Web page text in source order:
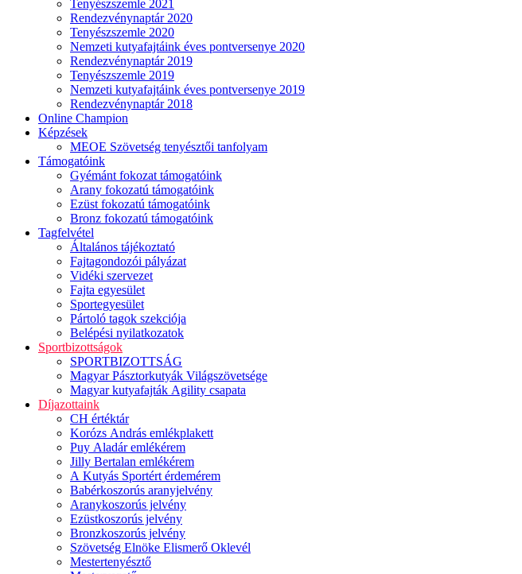
Tenyészszemle 2021
Rendezvénynaptár 2020
Tenyészszemle 2020
Nemzeti kutyafajtáink éves pontversenye 2020
Rendezvénynaptár 2019
Tenyészszemle 2019
Nemzeti kutyafajtáink éves pontversenye 2019
Rendezvénynaptár 2018
Online Champion
Képzések
MEOE Szövetség tenyésztői tanfolyam
Támogatóink
Gyémánt fokozat támogatóink
Arany fokozatú támogatóink
Ezüst fokozatú támogatóink
Bronz fokozatú támogatóink
Tagfelvétel
Általános tájékoztató
Fajtagondozói pályázat
Vidéki szervezet
Fajta egyesület
Sportegyesület
Pártoló tagok szekciója
Belépési nyilatkozatok
Sportbizottságok
SPORTBIZOTTSÁG
Magyar Pásztorkutyák Világszövetsége
Magyar kutyafajták Agility csapata
Díjazottaink
CH értéktár
Korózs András emlékplakett
Puy Aladár emlékérem
Jilly Bertalan emlékérem
A Kutyás Sportért érdemérem
Babérkoszorús aranyjelvény
Aranykoszorús jelvény
Ezüstkoszorús jelvény
Bronzkoszorús jelvény
Szövetség Elnöke Elismerő Oklevél
Mestertenyésztő